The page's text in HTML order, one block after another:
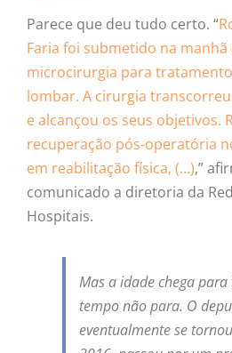
Parece que deu tudo certo. “
Faria foi submetido na manhã
microcirurgia para
lombar. A cirurgia
e alcançou os seus objetivos.
recuperação pós-operatória
em reabilitação física, (…),”
comunicado a diretoria da
Hospitais.
Mas a idade chega para
tempo não para. O
eventualmente se